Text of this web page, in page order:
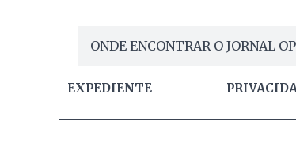
ONDE ENCONTRAR O JORNAL
EXPEDIENTE